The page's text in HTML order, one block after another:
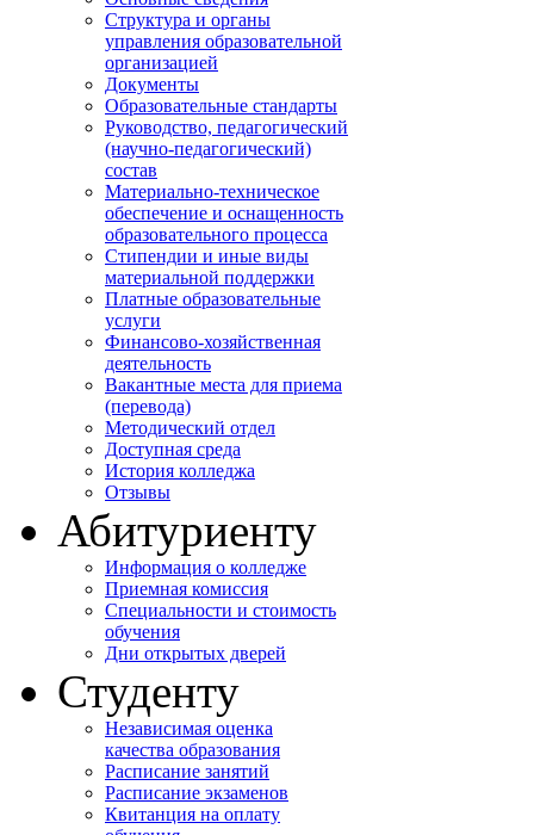
Структура и органы
управления образовательной
организацией
Документы
Образовательные стандарты
Руководство, педагогический
(научно-педагогический)
состав
Материально-техническое
обеспечение и оснащенность
образовательного процесса
Стипендии и иные виды
материальной поддержки
Платные образовательные
услуги
Финансово-хозяйственная
деятельность
Вакантные места для приема
(перевода)
Методический отдел
Доступная среда
История колледжа
Отзывы
Абитуриенту
Информация о колледже
Приемная комиссия
Специальности и стоимость
обучения
Дни открытых дверей
Студенту
Независимая оценка
качества образования
Расписание занятий
Расписание экзаменов
Квитанция на оплату